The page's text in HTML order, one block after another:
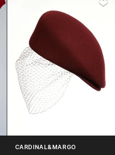
CARDINAL&MARGO